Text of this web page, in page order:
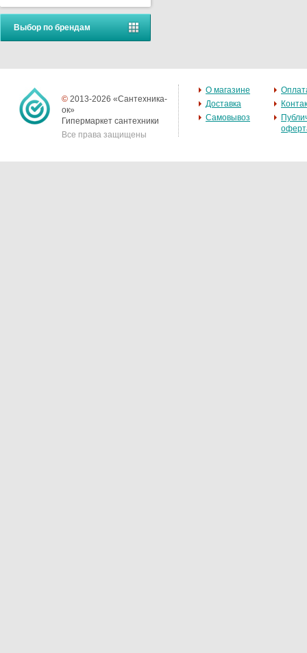
Выбор по брендам
© 2013-2026 «Сантехника-
ок»
Гипермаркет сантехники
Все права защищены
О магазине
Доставка
Самовывоз